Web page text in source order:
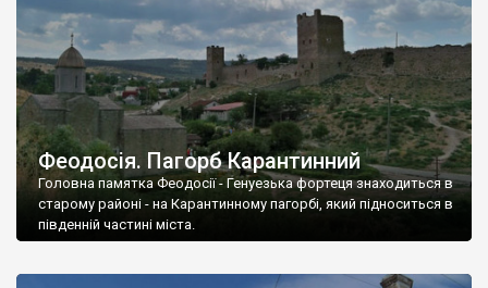
Феодосія. Пагорб Карантинний
Головна памятка Феодосії - Генуезька фортеця знаходиться в
старому районі - на Карантинному пагорбі, який підноситься в
південній частині міста.